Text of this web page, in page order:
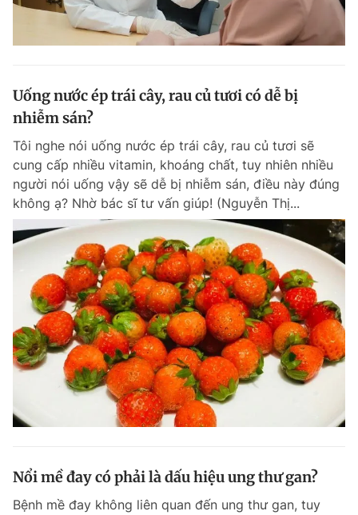
Uống nước ép trái cây, rau củ tươi có dễ bị
nhiễm sán?
Tôi nghe nói uống nước ép trái cây, rau củ tươi sẽ
cung cấp nhiều vitamin, khoáng chất, tuy nhiên nhiều
người nói uống vậy sẽ dễ bị nhiễm sán, điều này đúng
không ạ? Nhờ bác sĩ tư vấn giúp! (Nguyễn Thị...
Nổi mề đay có phải là dấu hiệu ung thư gan?
Bệnh mề đay không liên quan đến ung thư gan, tuy